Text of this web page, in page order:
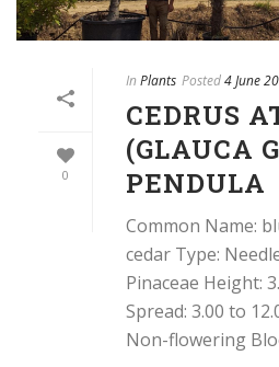
0
In Plants Posted4 June
CEDRUS
(GLAUCA
PENDULA
Common Name:
cedar Type:
Pinaceae Height:
Spread: 3.00 to
Non-flowering